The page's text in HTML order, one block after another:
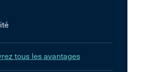
tous les avantages